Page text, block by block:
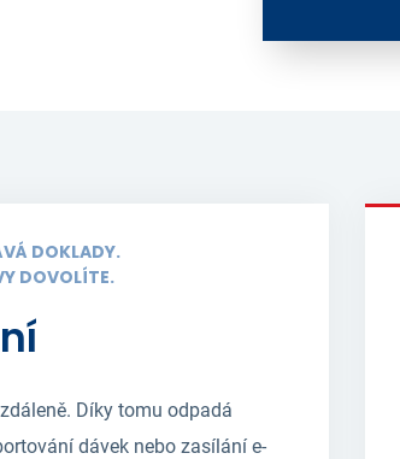
DOKLADY.
DOVOLÍTE.
Díky tomu odpadá
dávek nebo zasílání e-